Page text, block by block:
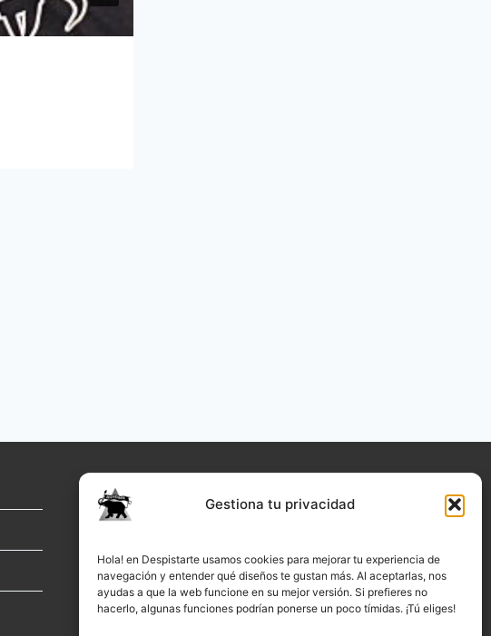
Gestiona tu privacidad
Hola! en Despistarte usamos cookies para mejorar tu experiencia de
navegación y entender qué diseños te gustan más. Al aceptarlas, nos
ayudas a que la web funcione en su mejor versión. Si prefieres no
hacerlo, algunas funciones podrían ponerse un poco tímidas. ¡Tú eliges!